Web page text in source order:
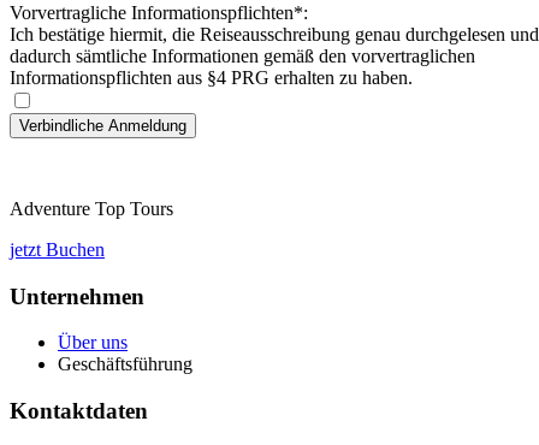
Vorvertragliche Informationspflichten*:
Ich bestätige hiermit, die Reiseausschreibung genau durchgelesen und
dadurch sämtliche Informationen gemäß den vorvertraglichen
Informationspflichten aus §4 PRG erhalten zu haben.
Adventure Top Tours
jetzt Buchen
Unternehmen
Über uns
Geschäftsführung
Kontaktdaten